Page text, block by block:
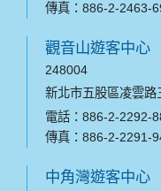
傳真：886-2-2463-
觀音山遊客中心
248004
新北市五股區凌雲路
電話：886-2-2292-
傳真：886-2-2291-
中角灣遊客中心